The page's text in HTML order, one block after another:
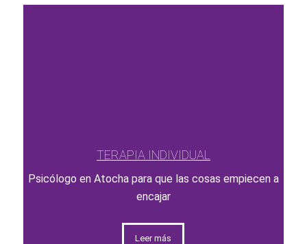
TERAPIA INDIVIDUAL
Psicólogo en Atocha para que las cosas empiecen a
encajar
Leer más